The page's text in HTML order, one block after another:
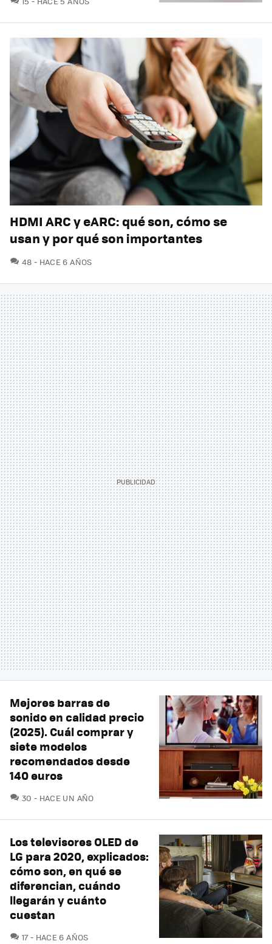
HDMI ARC y eARC: qué son, cómo se
usan y por qué son importantes
48 COMENTARIOS
HACE 6 AÑOS
Mejores barras de
sonido en calidad precio
(2025). Cuál comprar y
siete modelos
recomendados desde
140 euros
30 COMENTARIOS
HACE UN AÑO
Los televisores OLED de
LG para 2020, explicados:
cómo son, en qué se
diferencian, cuándo
llegarán y cuánto
cuestan
17COMENTARIOS
HACE 6 AÑOS